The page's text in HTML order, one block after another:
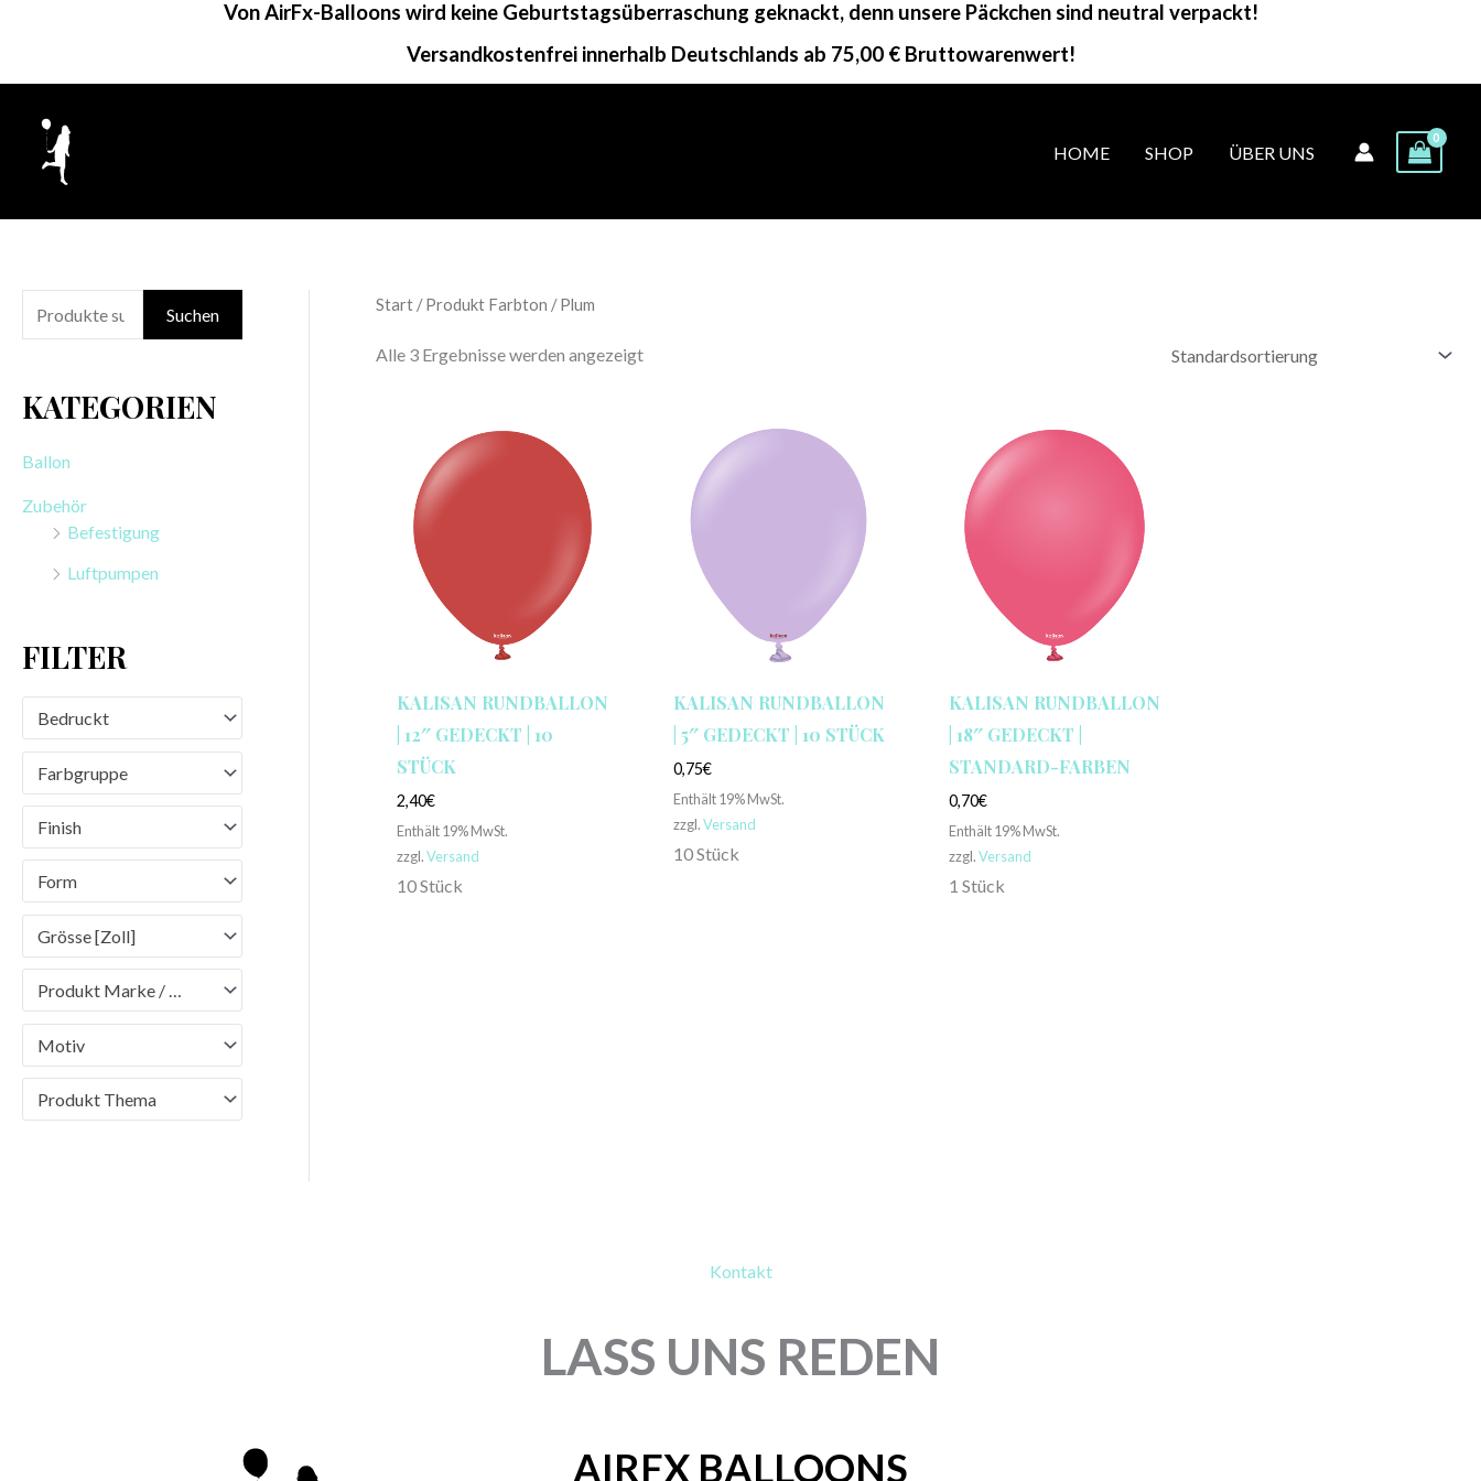
springen
Von AirFx-Balloons wird keine Geburtstagsüberraschung geknackt, denn unsere Päckchen sind neutral verpackt!
Versandkostenfrei innerhalb Deutschlands ab 75,00 € Bruttowarenwert!
HOME SHOP ÜBER UNS
u
h
n
Suchen
KATEGORIEN
Ballon
Zubehör
Befestigung
Luftpumpen
FILTER
Bedruckt
Farbgruppe
Finish
Form
Grösse [Zoll]
Produkt Marke / Brand
Motiv
Produkt Thema
Start/ Produkt Farbton / Plum
Alle 3 Ergebnisse werden angezeigt
KALISAN RUNDBALLON
| 12″ GEDECKT | 10
STÜCK
2,40€
Enthält 19% MwSt.
zzgl.Versand
10 Stück
KALISAN RUNDBALLON
| 5″ GEDECKT | 10 STÜCK
0,75€
Enthält 19% MwSt.
zzgl.Versand
10 Stück
KALISAN RUNDBALLON
| 18″ GEDECKT |
STANDARD-FARBEN
0,70€
Enthält 19% MwSt.
zzgl.Versand
1 Stück
Kontakt
LASS UNS REDEN
AIRFX BALLOONS